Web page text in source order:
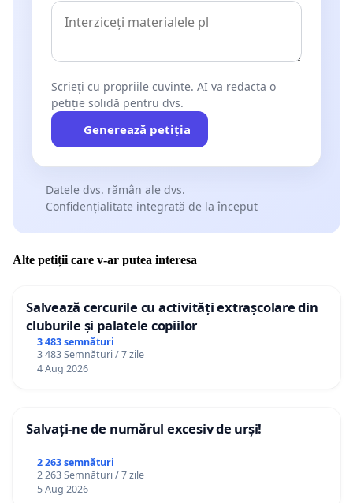
Scrieți cu propriile cuvinte. AI va redacta o
petiție solidă pentru dvs.
Generează petiția
Datele dvs. rămân ale dvs.
Confidențialitate integrată de la început
Alte petiții care v-ar putea interesa
Salvează cercurile cu activități extrașcolare din
cluburile și palatele copiilor
3 483 semnături
3 483 Semnături / 7 zile
4 Aug 2026
Salvați-ne de numărul excesiv de urși!
2 263 semnături
2 263 Semnături / 7 zile
5 Aug 2026